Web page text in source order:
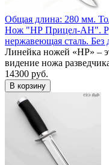
Общая длина: 280 мм.
Нож "НР Прицел-АН".
нержавеющая сталь. Без
Линейка ножей «НР» –
видение ножа
14300 руб.